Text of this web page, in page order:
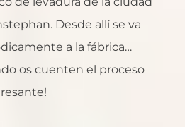
Desde allí se va
a la fábrica…
os cuenten el proceso